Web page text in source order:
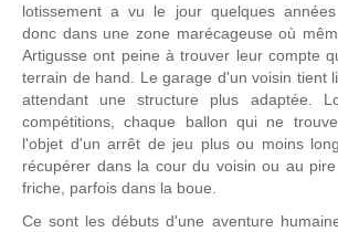
lotissement a vu le jour quelques
donc dans une zone marécageuse où
Artigusse ont peine à trouver leur compte
terrain de hand. Le garage d'un voisin tient
attendant une structure plus adaptée.
compétitions, chaque ballon qui ne
l'objet d'un arrêt de jeu plus ou moins
récupérer dans la cour du voisin ou au
friche, parfois dans la boue.
Ce sont les débuts d'une aventure